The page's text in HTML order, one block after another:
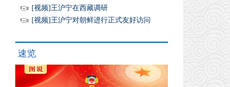
[视频]王沪宁在西藏调研
[视频]王沪宁对朝鲜进行正式友好访问
速览